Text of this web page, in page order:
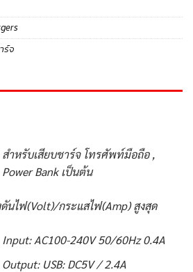
ร์จ
สำหรับเสียบชาร์จ โทรศัพท์มือถือ ,
Power Bank เป็นต้น
ดันไฟ(Volt)/กระแสไฟ(Amp) สูงสุด
Input: AC100-240V 50/60Hz 0.4A
Output: USB: DC5V / 2.4A